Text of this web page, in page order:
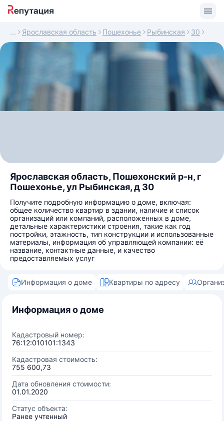
Ярославская область Пошехонье Рыбинская 30
Ярославская область, Пошехонский р-н, г
Пошехонье, ул Рыбинская, д 30
Получите подробную информацию о доме, включая:
общее количество квартир в здании, наличие и список
организаций или компаний, расположенных в доме,
детальные характеристики строения, такие как год
постройки, этажность, тип конструкции и использованные
материалы, информация об управляющей компании: её
название, контактные данные, и качество
предоставляемых услуг
Информация о доме Квартиры по адресу
Информация о доме
Кадастровый номер:
76:12:010101:1343
Кадастровая стоимость:
755 600,73
Дата обновления стоимости:
01.01.2020
Статус объекта:
Ранее учтенный